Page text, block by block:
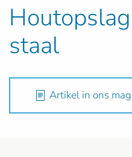
staal
Artikel in ons